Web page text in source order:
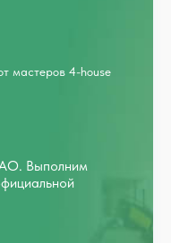
мастеров 4-house
Выполним